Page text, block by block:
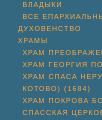
ВЛАДЫКИ
ВСЕ
ДУХОВЕНСТВО
ХРАМЫ
ХРАМ
ХРАМ ГЕОРГИЯ
ХРАМ СПАСА
КОТОВО) (1684)
ХРАМ ПОКРОВА
СПАССКАЯ